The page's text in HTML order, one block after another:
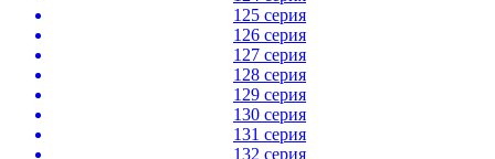
125 серия
126 серия
127 серия
128 серия
129 серия
130 серия
131 серия
132 серия